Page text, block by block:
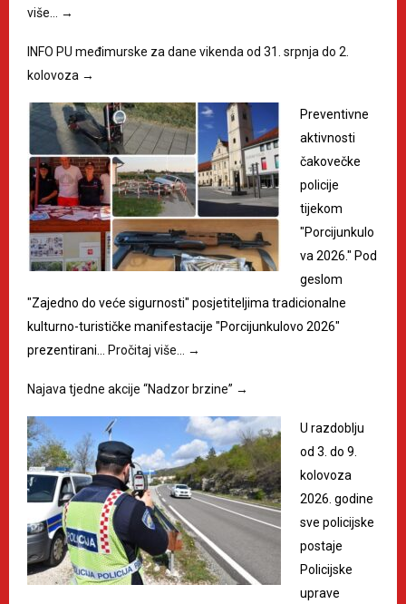
više… →
INFO PU međimurske za dane vikenda od 31. srpnja do 2.
kolovoza →
Preventivne
aktivnosti
čakovečke
policije
tijekom
"Porcijunkulo
va 2026." Pod
geslom
"Zajedno do veće sigurnosti" posjetiteljima tradicionalne
kulturno-turističke manifestacije "Porcijunkulovo 2026"
prezentirani… Pročitaj više… →
Najava tjedne akcije “Nadzor brzine” →
U razdoblju
od 3. do 9.
kolovoza
2026. godine
sve policijske
postaje
Policijske
uprave